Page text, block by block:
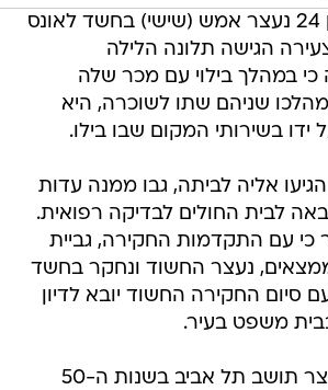
תושב ירושלים בן 24 נעצר אמש (שישי) בחשד לאונס
בת 19. הצעירה הגישה תלונה הלילה
כי במהלך בילוי עם מכר שלה
שניהם שתו לשוכרה, היא
ידו בשירותי המקום שבו בילו.
אליה לביתה, גבו ממנה עדות
לבית החולים לבדיקה רפואית.
עם התקדמות החקירה, גביית
נעצר החשוד ונחקר בחשד
סיום החקירה החשוד יובא לדיון
משפט בעיר.
בשבוע שעבר נעצר תושב תל אביב בשנות ה-50